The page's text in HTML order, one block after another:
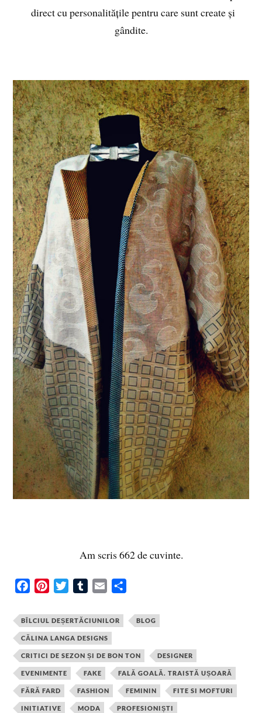
direct cu personalitățile pentru care sunt create și
gândite.
Am scris 662 de cuvinte.
c
e
b
o
o
k
n
t
e
r
e
s
t
i
t
t
e
m
b
l
r
a
i
l
a
BÎLCIUL DEȘERTĂCIUNILOR BLOG
CĂLINA LANGA DESIGNS
CRITICI DE SEZON ȘI DE BON TON DESIGNER
EVENIMENTE FAKE FALĂ GOALĂ. TRAISTĂ UȘOARĂ
FĂRĂ FARD FASHION FEMININ FITE SI MOFTURI
INITIATIVE MODA PROFESIONIȘTI